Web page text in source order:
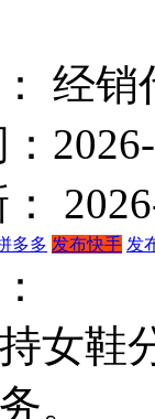
经销
多多 发布快手 发
女鞋
。